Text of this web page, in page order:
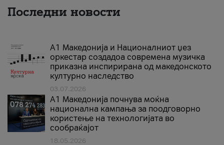
Последни новости
А1 Македонија и Националниот џез
оркестар создадоа современа музичка
приказна инспирирана од македонското
културно наследство
03.07.2026
A1 Македонија почнува моќна
национална кампања за поодговорно
користење на технологијата во
сообраќајот
18.05.2026